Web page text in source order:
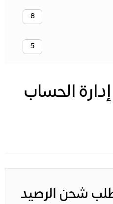
8
5
إدارة الحساب
شحن الرصيد